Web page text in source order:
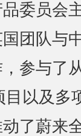
委员会
团队与
参与了
目以及多
了蔚来